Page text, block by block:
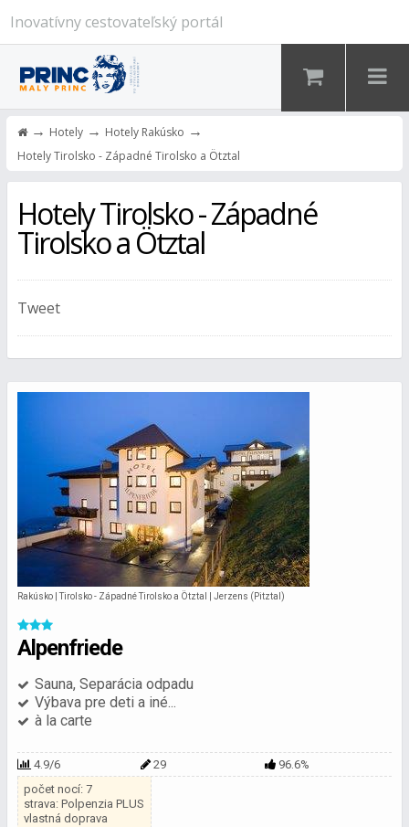
Inovatívny cestovateľský portál
→ Hotely→ Hotely Rakúsko →
Hotely Tirolsko - Západné Tirolsko a Ötztal
Hotely Tirolsko - Západné
Tirolsko a Ötztal
Tweet
Rakúsko | Tirolsko - Západné Tirolsko a Ötztal | Jerzens (Pitztal)
Alpenfriede
Sauna, Separácia odpadu
Výbava pre deti a iné...
à la carte
4.9/6 29
96.6%
počet nocí: 7
strava: Polpenzia PLUS
vlastná doprava